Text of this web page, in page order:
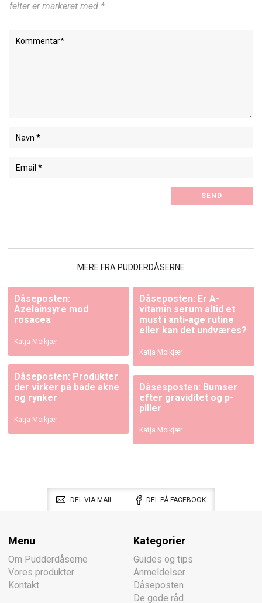
felter er markeret med *
MERE FRA PUDDERDÅSERNE
Dåseposten:
Azelainsyre mod
rosacea
Katja Moikjær
Dåseposten: Er A-
vitamin serum altid et
must i anti-age rutine
eller kan det undværes?
Katja Moikjær
Dåseposten: Produkter
der virker på både akne
og rynker
Katja Moikjær
Dåsesposten: Bumser
efter graviditet og p-
piller
Katja Moikjær
DEL VIA MAIL DEL PÅ FACEBOOK
Menu
Om Pudderdåserne
Vores produkter
Kontakt
Kategorier
Guides og tips
Anmeldelser
Dåseposten
De gode råd